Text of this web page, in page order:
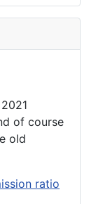
of course
old